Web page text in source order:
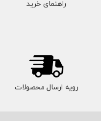
راهنمای خرید
رویه ارسال محصولات